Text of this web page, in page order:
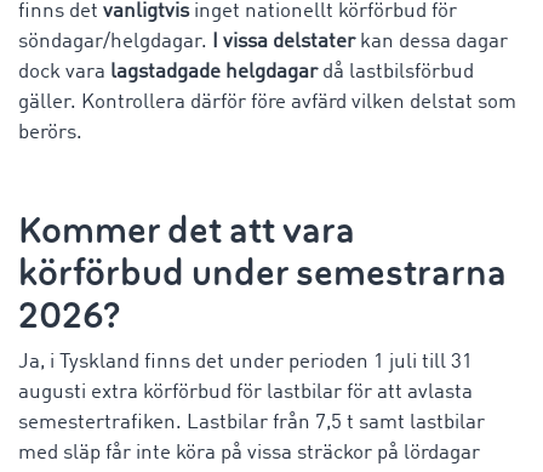
finns det vanligtvisinget nationellt körförbud för
söndagar/helgdagar.
I vissa delstaterkan dessa dagar
dock vara lagstadgade helgdagardå lastbilsförbud
gäller. Kontrollera därför före avfärd vilken delstat som
berörs.
Kommer det att vara
körförbud under semestrarna
2026?
Ja, i Tyskland finns det under perioden 1 juli till 31
augusti extra körförbud för lastbilar för att avlasta
semestertrafiken. Lastbilar från 7,5 t samt lastbilar
med släp får inte köra på vissa sträckor på lördagar